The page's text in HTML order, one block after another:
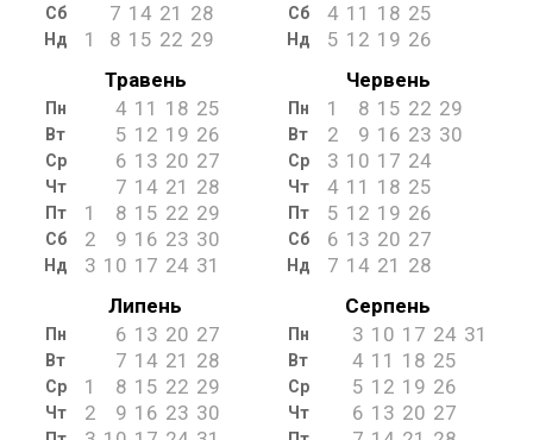
Сб 7 14 21 28
Нд 1 8 15 22 29
Сб 4 11 18 25
Нд 5 12 19 26
Травень
Пн 4 11 18 25
Вт 5 12 19 26
Ср 6 13 20 27
Чт 7 14 21 28
Пт 1 8 15 22 29
Сб 2 9 16 23 30
Нд 3 10 17 24 31
Червень
Пн 1 8 15 22 29
Вт 2 9 16 23 30
Ср 3 10 17 24
Чт 4 11 18 25
Пт 5 12 19 26
Сб 6 13 20 27
Нд 7 14 21 28
Липень
Пн 6 13 20 27
Вт 7 14 21 28
Ср 1 8 15 22 29
Чт 2 9 16 23 30
Серпень
Пн 3 10 17 24 31
Вт 4 11 18 25
Ср 5 12 19 26
Чт 6 13 20 27